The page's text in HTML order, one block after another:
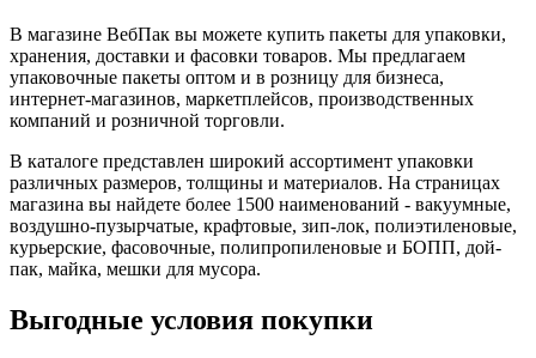
В магазине ВебПак вы можете купить пакеты для упаковки,
хранения, доставки и фасовки товаров. Мы предлагаем
упаковочные пакеты оптом и в розницу для бизнеса,
интернет-магазинов, маркетплейсов, производственных
компаний и розничной торговли.
В каталоге представлен широкий ассортимент упаковки
различных размеров, толщины и материалов. На страницах
магазина вы найдете более 1500 наименований - вакуумные,
воздушно-пузырчатые, крафтовые, зип-лок, полиэтиленовые,
курьерские, фасовочные, полипропиленовые и БОПП, дой-
пак, майка, мешки для мусора.
Выгодные условия покупки